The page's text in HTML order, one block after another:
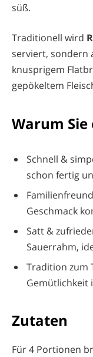
süß.
Traditionell wird
serviert, sondern
knusprigem
gepökeltem
Warum
Schnell &
schon fertig
Geschmack
Satt &
Sauerrahm,
Tradition zum
Gemütlichkeit
Zutaten
Für 4 Portionen